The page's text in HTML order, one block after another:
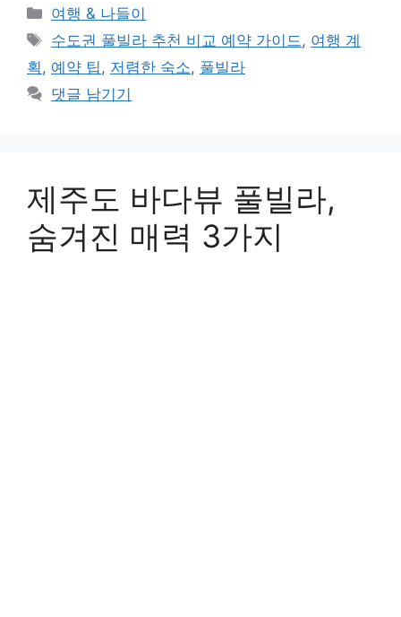
카
테
리
여행 & 나들이
태
그
수도권 풀빌라 추천 비교 예약 가이드, 여행 계
획, 예약 팁, 저렴한 숙소, 풀빌라
댓글 남기기
제주도 바다뷰 풀빌라,
숨겨진 매력 3가지